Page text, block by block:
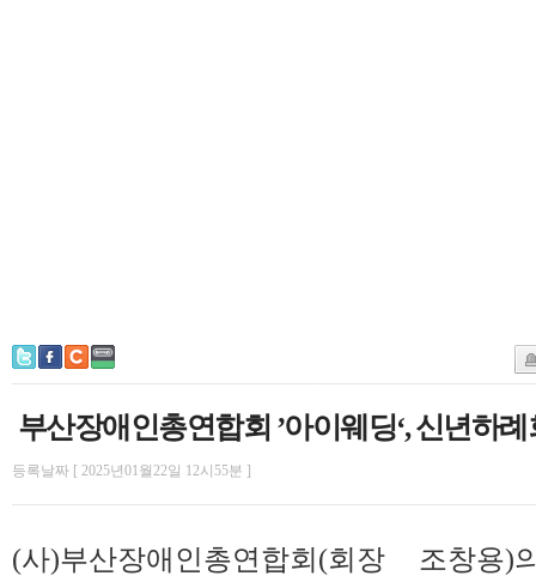
부산장애인총연합회 ’아이웨딩‘, 신년하
등록날짜 [ 2025년01월22일 12시55분 ]
(사)부산장애인총연합회(회장 조창